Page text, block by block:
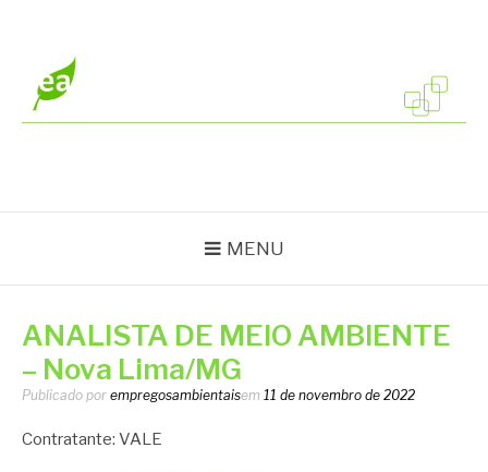
conteúdo
MENU
ANALISTA DE MEIO AMBIENTE
– Nova Lima/MG
Publicado por empregosambientaisem 11 de novembro de 2022
Contratante: VALE